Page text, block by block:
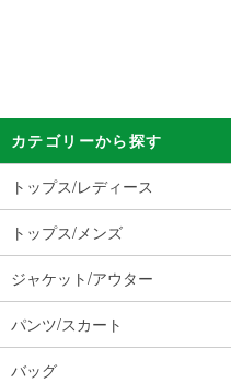
カテゴリーから探す
トップス/レディース
トップス/メンズ
ジャケット/アウター
パンツ/スカート
バッグ